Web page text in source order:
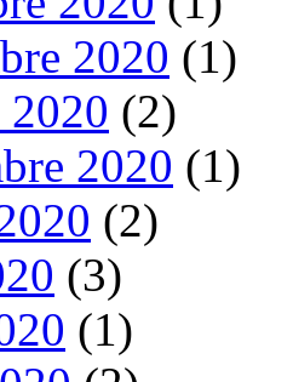
2020 (1)
2020 (2)
2020 (1)
(2)
(3)
(1)